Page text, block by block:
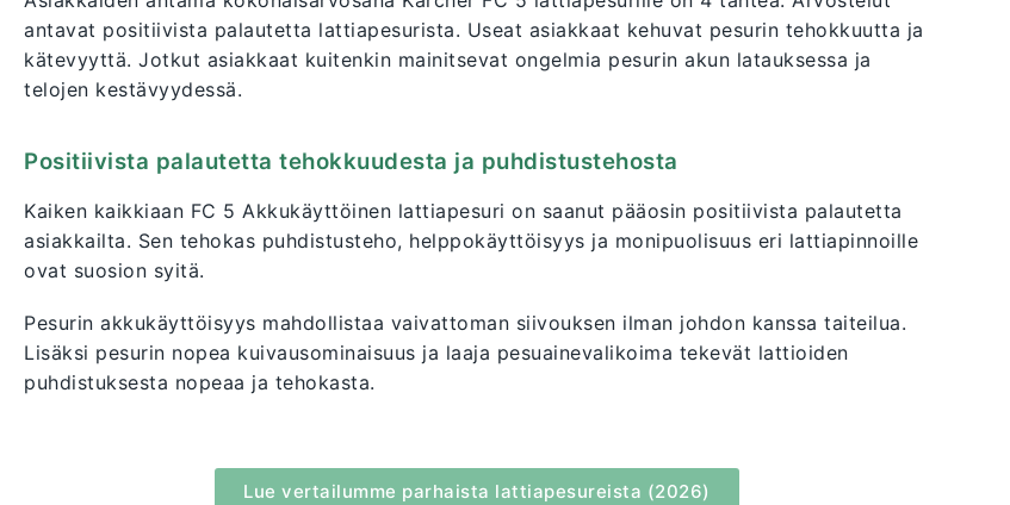
antavat positiivista palautetta lattiapesurista. Useat asiakkaat kehuvat pesurin tehokkuutta ja
kätevyyttä. Jotkut asiakkaat kuitenkin mainitsevat ongelmia pesurin akun latauksessa ja
telojen kestävyydessä.
Positiivista palautetta tehokkuudesta ja puhdistustehosta
Kaiken kaikkiaan FC 5 Akkukäyttöinen lattiapesuri on saanut pääosin positiivista palautetta
asiakkailta. Sen tehokas puhdistusteho, helppokäyttöisyys ja monipuolisuus eri lattiapinnoille
ovat suosion syitä.
Pesurin akkukäyttöisyys mahdollistaa vaivattoman siivouksen ilman johdon kanssa taiteilua.
Lisäksi pesurin nopea kuivausominaisuus ja laaja pesuainevalikoima tekevät lattioiden
puhdistuksesta nopeaa ja tehokasta.
Lue vertailumme parhaista lattiapesureista (2026)